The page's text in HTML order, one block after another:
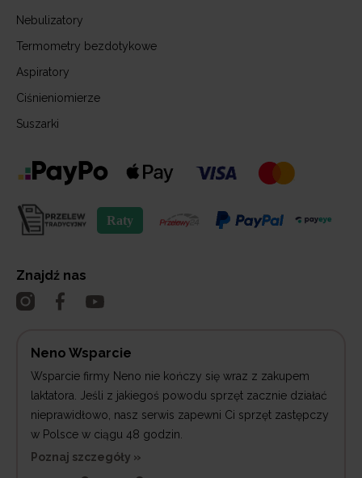
Nebulizatory
Termometry bezdotykowe
Aspiratory
Ciśnieniomierze
Suszarki
Znajdź nas
Neno Wsparcie
Wsparcie firmy Neno nie kończy się wraz z zakupem
laktatora. Jeśli z jakiegoś powodu sprzęt zacznie działać
nieprawidłowo, nasz serwis zapewni Ci sprzęt zastępczy
w Polsce w ciągu 48 godzin.
Poznaj szczegóły »